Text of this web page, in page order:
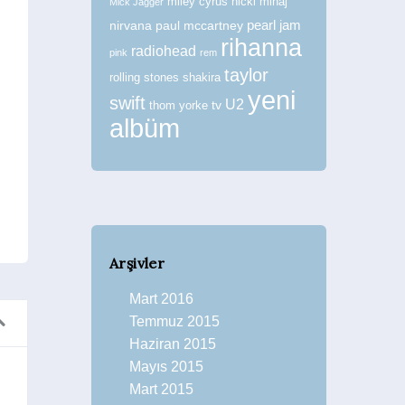
nirvana paul mccartney pearl jam
pink radiohead rem rihanna
rolling stones shakira taylor
swift thom yorke tv U2 yeni
albüm
Arşivler
Mart 2016
Temmuz 2015
Haziran 2015
Mayıs 2015
Mart 2015